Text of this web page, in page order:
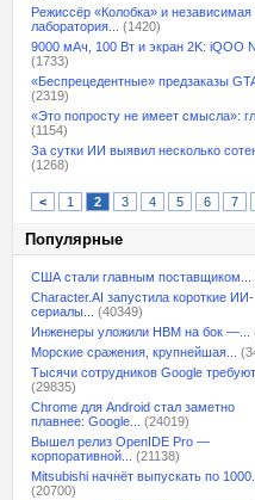
Режиссёр «Колобка» и независимая
лаборатория...
(1420)
9000 мАч, 100 Вт и экран 2K: iQOO
(1733)
«Беспрецедентные» предзаказы GTA
(2319)
«Это попросту не имеет смысла»:
(1154)
За сутки ИИ выявил несколько
(1268)
< 1 2 3 4 5 6 7
Популярные
США стали главным поставщиком...
Character.AI запустила короткие ИИ-
сериалы...
(40349)
Инженеры уложили HBM на бок —...
Морские сражения, крупнейшая...
Тысячи сотрудников Google
(29835)
Chrome для Android стал заметно
плавнее: Google...
(24019)
Вышел релиз OpenIDE Pro —
корпоративной...
(21138)
Mitsubishi начнёт выпускать по 1000...
(20700)